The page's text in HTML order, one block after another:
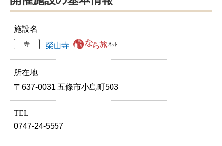
施設名
寺 榮山寺
所在地
〒637-0031 五條市小島町503
TEL
0747-24-5557